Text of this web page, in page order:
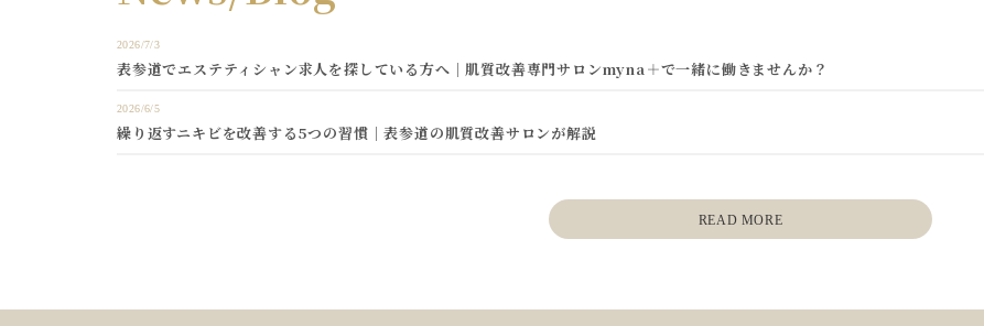
2026/7/3
表参道でエステティシャン求人を探している方へ｜肌質改善専門サロンmyna＋で一緒に働きませんか？
2026/6/5
繰り返すニキビを改善する5つの習慣｜表参道の肌質改善サロンが解説
READ MORE